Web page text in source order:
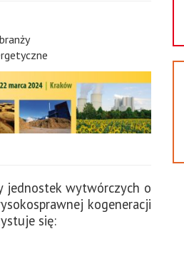
jednostek wytwórczych o
kogeneracji
się: